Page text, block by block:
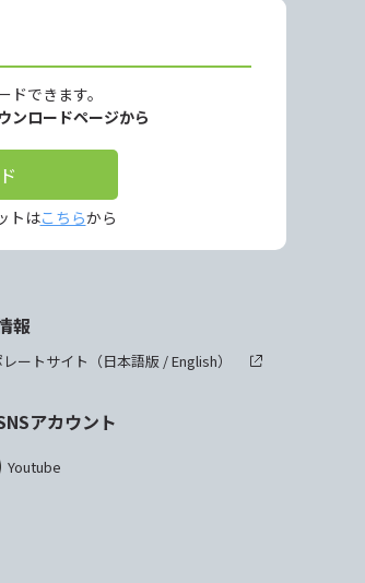
できます。
ンロードページから
トはこちらから
報
レートサイト（日本語版 /English）
アカウント
Youtube